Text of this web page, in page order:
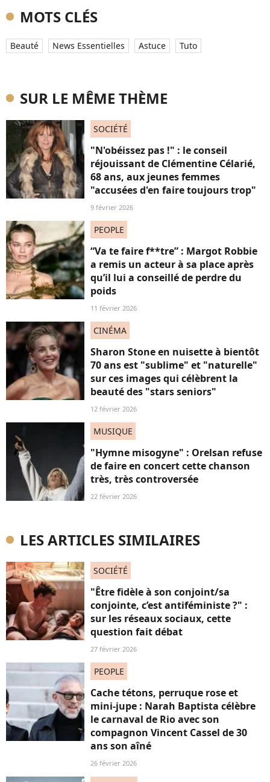
MOTS CLÉS
Beauté News Essentielles Astuce Tuto
SUR LE MÊME THÈME
SOCIÉTÉ
"N'obéissez pas !" : le conseil
réjouissant de Clémentine Célarié,
68 ans, aux jeunes femmes
"accusées d'en faire toujours trop"
9 février 2026
PEOPLE
“Va te faire f**tre” : Margot Robbie
a remis un acteur à sa place après
qu’il lui a conseillé de perdre du
poids
11 février 2026
CINÉMA
Sharon Stone en nuisette à bientôt
70 ans est "sublime" et "naturelle"
sur ces images qui célèbrent la
beauté des "stars seniors"
12 février 2026
MUSIQUE
"Hymne misogyne" : Orelsan refuse
de faire en concert cette chanson
très, très controversée
22 février 2026
LES ARTICLES SIMILAIRES
SOCIÉTÉ
"Être fidèle à son conjoint/sa
conjointe, c’est antiféministe ?" :
sur les réseaux sociaux, cette
question fait débat
27 février 2026
PEOPLE
Cache tétons, perruque rose et
mini-jupe : Narah Baptista célèbre
le carnaval de Rio avec son
compagnon Vincent Cassel de 30
ans son aîné
26 février 2026